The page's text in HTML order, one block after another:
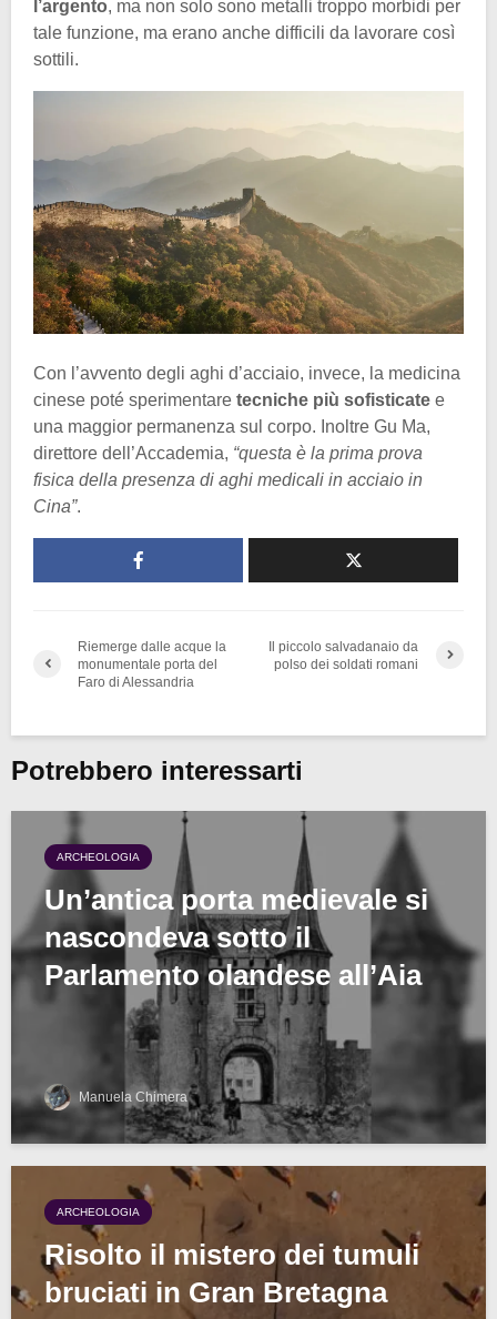
l’argento, ma non solo sono metalli troppo morbidi per
tale funzione, ma erano anche difficili da lavorare così
sottili.
Con l’avvento degli aghi d’acciaio, invece, la medicina
cinese poté sperimentare tecniche più sofisticate e
una maggior permanenza sul corpo. Inoltre Gu Ma,
direttore dell’Accademia, “questa è la prima prova
fisica della presenza di aghi medicali in acciaio in
Cina”.
Riemerge dalle acque la
monumentale porta del
Faro di Alessandria
Il piccolo salvadanaio da
polso dei soldati romani
Potrebbero interessarti
ARCHEOLOGIA
Un’antica porta medievale si
nascondeva sotto il
Parlamento olandese all’Aia
Manuela Chimera
ARCHEOLOGIA
Risolto il mistero dei tumuli
bruciati in Gran Bretagna